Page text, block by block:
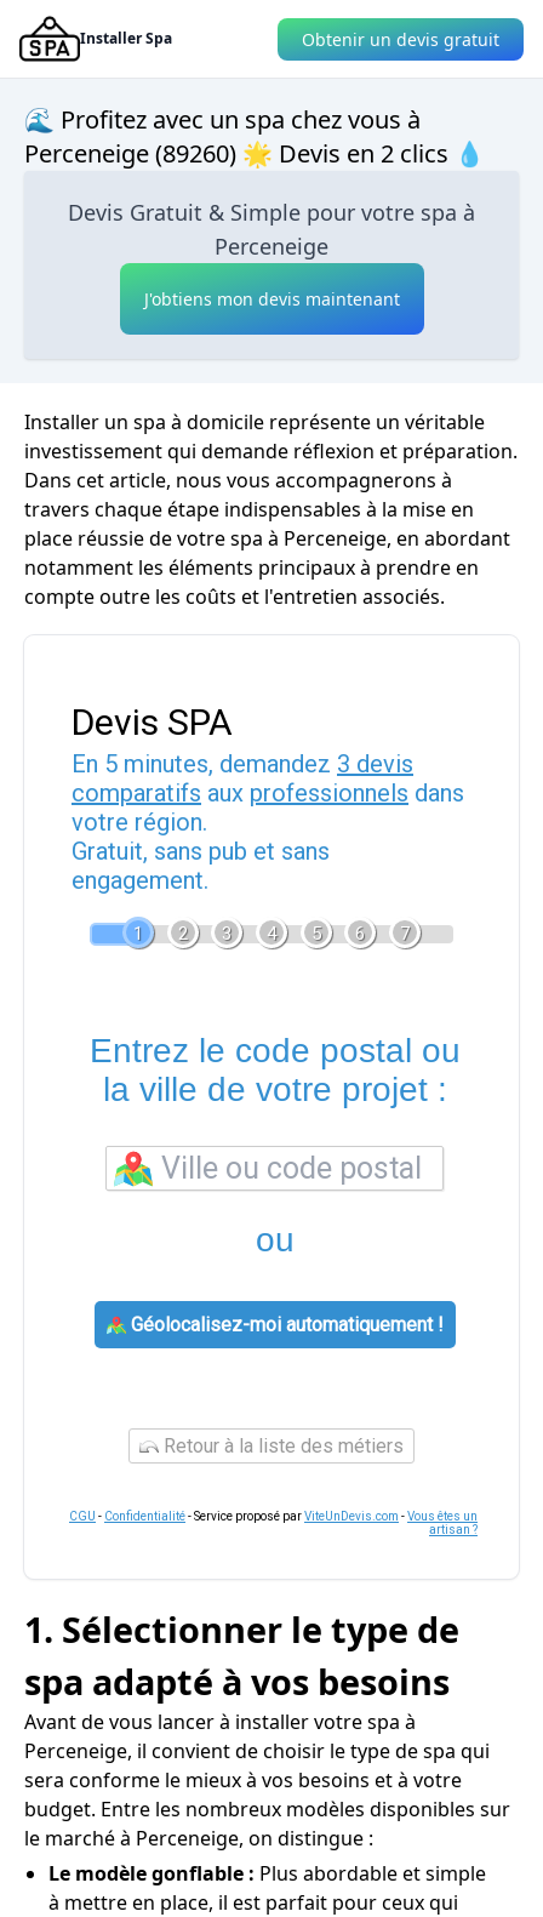
Installer Spa Obtenir un devis gratuit
🌊 Profitez avec un spa chez vous à
Perceneige (89260) 🌟 Devis en 2 clics 💧
Devis Gratuit & Simple pour votre spa à
Perceneige
J'obtiens mon devis maintenant
Installer un spa à domicile représente un véritable
investissement qui demande réflexion et préparation.
Dans cet article, nous vous accompagnerons à
travers chaque étape indispensables à la mise en
place réussie de votre spa à Perceneige, en abordant
notamment les éléments principaux à prendre en
compte outre les coûts et l'entretien associés.
Devis SPA
En 5 minutes, demandez 3 devis
comparatifs aux professionnels dans
votre région.
Gratuit, sans pub et sans
engagement.
1 2 3 4 5 6 7
Entrez le code postal ou
la ville de votre projet :
ou
Géolocalisez-moi automatiquement !
Retour à la liste des métiers
CGU - Confidentialité- Service proposé parViteUnDevis.com -Vous êtes un
artisan ?
1. Sélectionner le type de
spa adapté à vos besoins
Avant de vous lancer à installer votre spa à
Perceneige, il convient de choisir le type de spa qui
sera conforme le mieux à vos besoins et à votre
budget. Entre les nombreux modèles disponibles sur
le marché à Perceneige, on distingue :
Le modèle gonflable : Plus abordable et simple
à mettre en place, il est parfait pour ceux qui